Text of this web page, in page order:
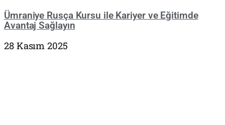
Ümraniye Rusça Kursu ile Kariyer ve Eğitimde
Avantaj Sağlayın
28 Kasım 2025